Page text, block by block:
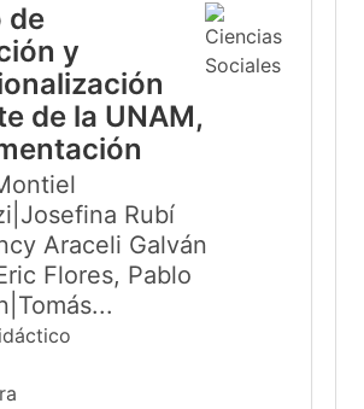
de
y
de la UNAM,
Rubí
Araceli Galván
Flores, Pablo